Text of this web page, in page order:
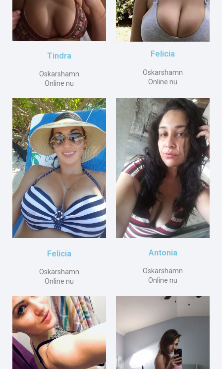
Tindra
Oskarshamn
Online nu
Felicia
Oskarshamn
Online nu
Felicia
Oskarshamn
Online nu
Antonia
Oskarshamn
Online nu